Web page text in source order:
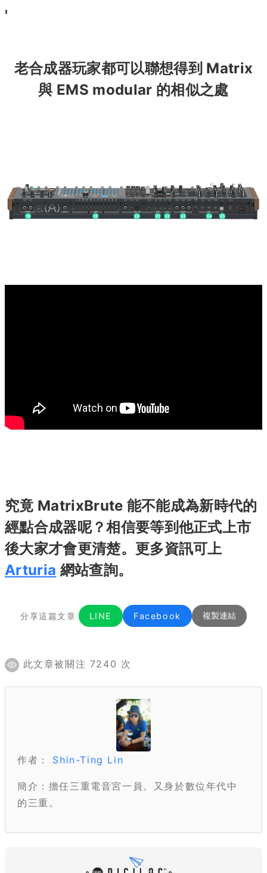
'
老合成器玩家都可以聯想得到 Matrix
與 EMS modular 的相似之處
究竟 MatrixBrute 能不能成為新時代的
經點合成器呢？相信要等到他正式上市
後大家才會更清楚。更多資訊可上
Arturia 網站查詢。
分享這篇文章 LINE Facebook 複製連結
此文章被關注 7240 次
作者： Shin-Ting Lin
簡介：擔任三重電音宮一員。又身於數位年代中
的三重。